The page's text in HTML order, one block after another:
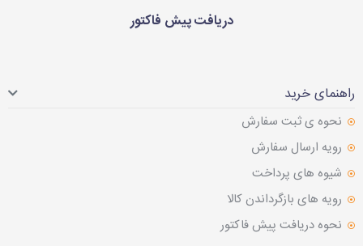
دریافت پیش فاکتور
راهنمای خرید
نحوه ی ثبت سفارش
رویه ارسال سفارش
شیوه های پرداخت
رویه های بازگرداندن کالا
نحوه دریافت پیش فاکتور